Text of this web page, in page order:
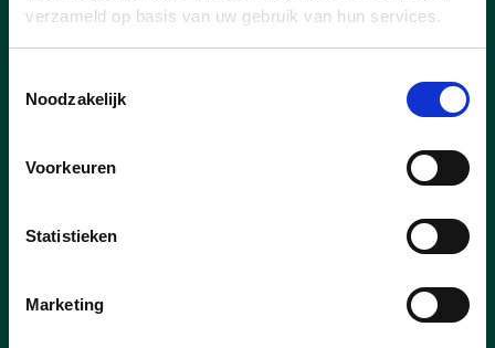
verzameld op basis van uw gebruik van hun services.
Noodzakelijk
Voorkeuren
Statistieken
Marketing
STEFF NOUWS